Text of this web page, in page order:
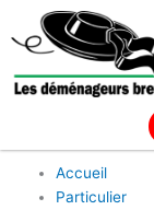
au
contenu
Accueil
Particulier